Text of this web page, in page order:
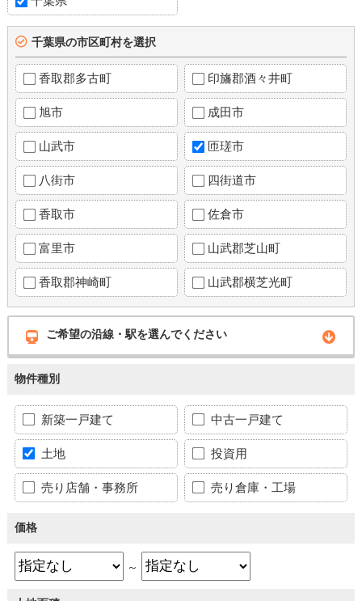
千葉県の市区町村を選択
香取郡多古町 印旛郡酒々井町
旭市 成田市
山武市 匝瑳市
八街市 四街道市
香取市 佐倉市
富里市 山武郡芝山町
香取郡神崎町 山武郡横芝光町
ご希望の沿線・駅を選んでください
物件種別
新築一戸建て 中古一戸建て
土地 投資用
売り店舗・事務所 売り倉庫・工場
価格
～